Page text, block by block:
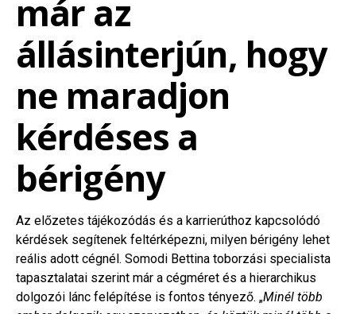
már az
állásinterjún, hogy
ne maradjon
kérdéses a
bérigény
Az előzetes tájékozódás és a karrierúthoz kapcsolódó
kérdések segítenek feltérképezni, milyen bérigény lehet
reális adott cégnél. Somodi Bettina toborzási specialista
tapasztalatai szerint már a cégméret és a hierarchikus
dolgozói lánc felépítése is fontos tényező. „Minél több